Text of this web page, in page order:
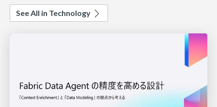
See All in Technology